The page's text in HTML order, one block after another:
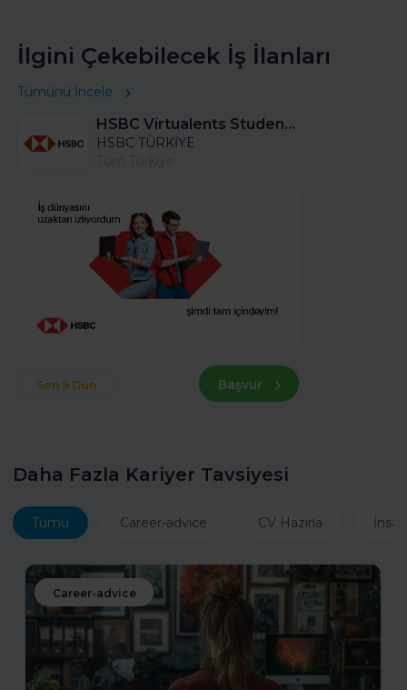
İlgini Çekebilecek İş İlanları
Tümünü İncele
HSBC Virtualents Student Program bu sene de devam ediyor!
HSBC TÜRKİYE
Son 9 Gün Başvur
Daha Fazla Kariyer Tavsiyesi
Tümü Career-advice CV Hazırla
Career-advice